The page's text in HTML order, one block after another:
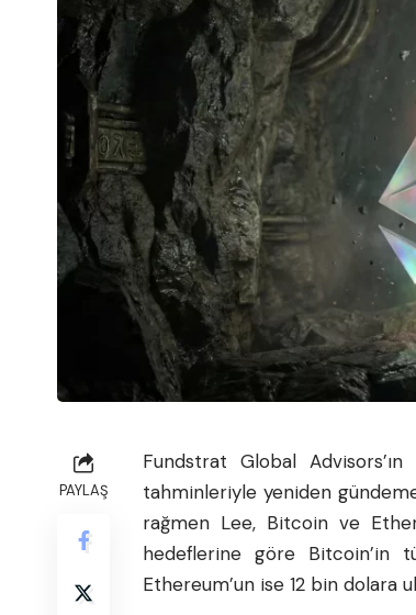
PAYLAŞ
Fundstrat Global
tahminleriyle yeniden
rağmen Lee, Bitcoinve
hedeflerine göre Bitcoin’in
Ethereum’un ise 12 bin dolara